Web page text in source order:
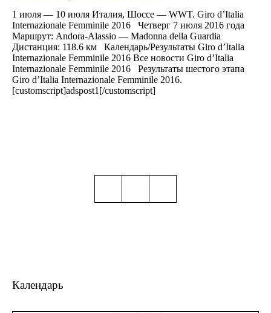
1 июля — 10 июля Италия, Шоссе — WWT. Giro d’Italia
Internazionale Femminile 2016 Четверг 7 июля 2016 года
Маршрут: Andora-Alassio — Madonna della Guardia
Дистанция: 118.6 км Календарь/Результаты Giro d’Italia
Internazionale Femminile 2016 Все новости Giro d’Italia
Internazionale Femminile 2016 Результаты шестого этапа
Giro d’Italia Internazionale Femminile 2016.
[customscript]adspost1[/customscript]
Календарь